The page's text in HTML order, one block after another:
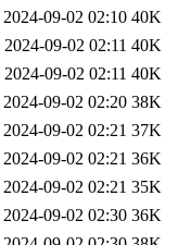
2024-09-02 02:10 40K
2024-09-02 02:11 40K
2024-09-02 02:11 40K
2024-09-02 02:20 38K
2024-09-02 02:21 37K
2024-09-02 02:21 36K
2024-09-02 02:21 35K
2024-09-02 02:30 36K